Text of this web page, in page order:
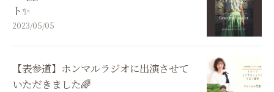
ト✨
2023/05/05
【表参道】ホンマルラジオに出演させて
いただきました🌈